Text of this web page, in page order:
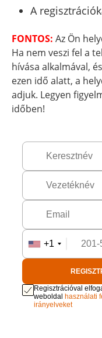
A
FONTOS: Az Ön
Ha nem veszi fel a
hívása alkalmával,
ezen idő alatt, a
adjuk. Legyen
időben!
+1
Regisztrációval
weboldal használati
irányelveket